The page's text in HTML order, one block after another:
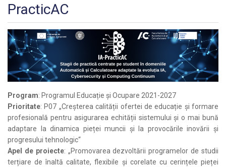
PracticAC
Program: Programul Educație și Ocupare 2021-2027
Prioritate: P07 „Creșterea calității ofertei de educație și formare
profesională pentru asigurarea echității sistemului și o mai bună
adaptare la dinamica pieței muncii și la provocările inovării și
progresului tehnologic“
Apel de proiecte: „Promovarea dezvoltării programelor de studii
terțiare de înaltă calitate, flexibile și corelate cu cerințele pieței